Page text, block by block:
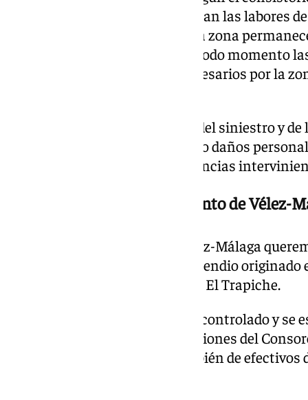
controlado mientras continuaban las labores
recomendado a los vecinos de la zona
y ventanas cerradas, seguir en todo momento
y evitar desplazamientos innecesarios por la
A pesar de la espectacularidad del siniestro y
desplegado, no se han registrado daños
ni entre los efectivos de emergencias
Comunicado del Ayuntamiento de Vélez-
«Desde el Ayuntamiento de Vélez-Málaga
calma y tranquilidad ante el incendio originado
Ortega, junto a la gasolinera, en El Trapiche.
En este momento el fuego está controlado y se
extinción por parte de las dotaciones del
un importante despliegue también de efectivos